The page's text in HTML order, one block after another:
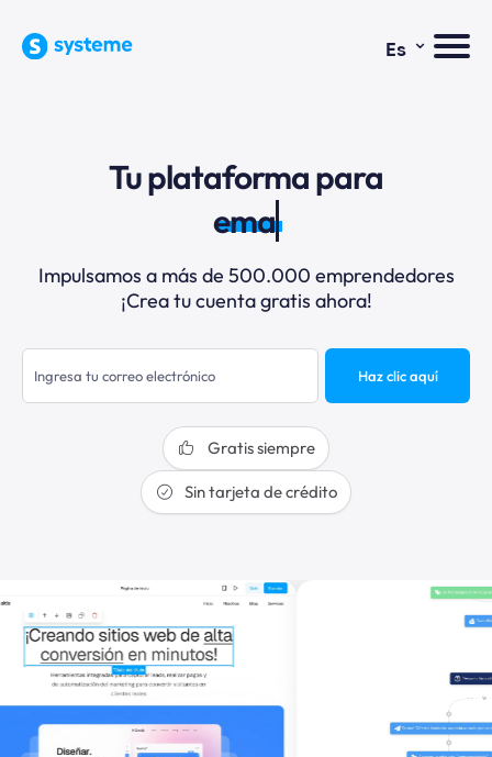
Es ⌄
Tu plataforma para
email
Impulsamos a más de 500.000 emprendedores
¡Crea tu cuenta gratis ahora!
Haz clic aquí
Gratis siempre
Sin tarjeta de crédito